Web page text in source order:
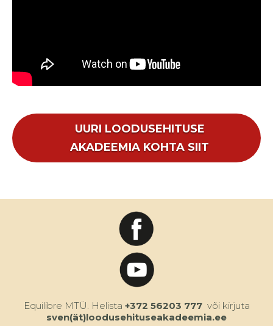
UURI LOODUSEHITUSE
AKADEEMIA KOHTA SIIT
Equilibre MTÜ. Helista +372 56203 777või kirjuta
sven(ät)loodusehituseakadeemia.ee